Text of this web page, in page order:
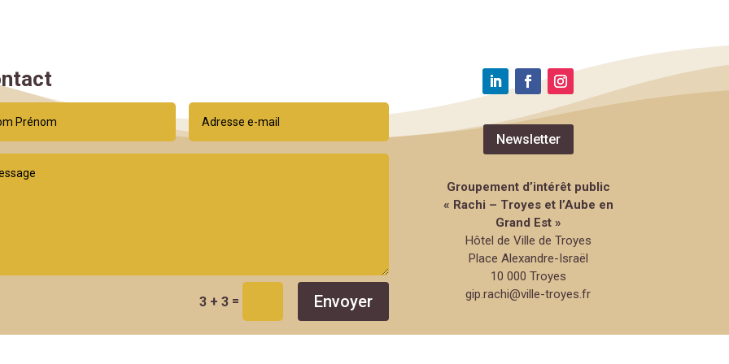
3 + 3= Envoyer
Newsletter
Groupement d’intérêt public
« Rachi – Troyes et l’Aube en
Grand Est »
Hôtel de Ville de Troyes
Place Alexandre-Israël
10 000 Troyes
gip.rachi@ville-troyes.fr